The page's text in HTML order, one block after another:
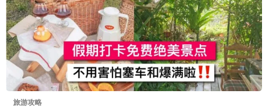
旅游攻略